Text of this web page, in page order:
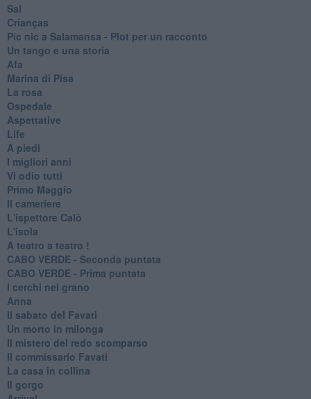
Sal
Crianças
Pic nic a Salamansa - Plot per un racconto
Un tango e una storia
Afa
Marina di Pisa
La rosa
Ospedale
Aspettative
Life
A piedi
I migliori anni
Vi odio tutti
Primo Maggio
Il cameriere
L'ispettore Calò
L'isola
A teatro a teatro !
CABO VERDE - Seconda puntata
CABO VERDE - Prima puntata
I cerchi nel grano
Anna
Il sabato del Favati
Un morto in milonga
Il mistero del redo scomparso
Il commissario Favati
La casa in collina
Il gorgo